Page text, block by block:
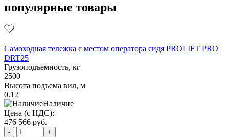
популярные товары
Самоходная тележка с местом оператора сидя PROLIFT PRO
DRT25
Грузоподъемность, кг
2500
Высота подъема вил, м
0.12
Наличие
Цена (с НДС):
476 566 руб.
- +